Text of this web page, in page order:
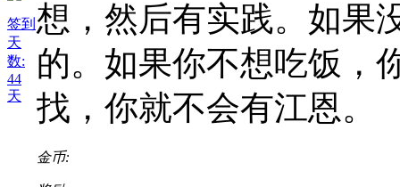
签到
天
数:
44
天
想，然后有实践。如果
的。如果你不想吃饭，
找，你就不会有江恩。
金币: